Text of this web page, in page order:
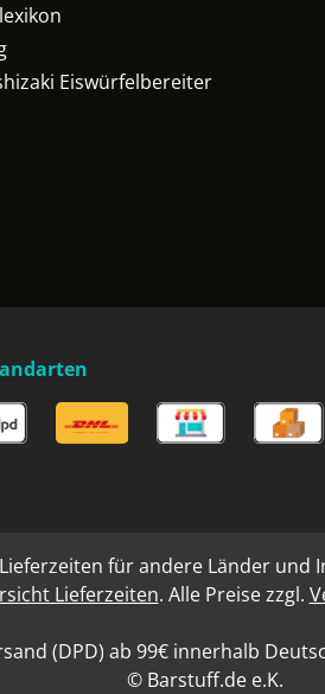
Eiswürfelbereiter
für andere Länder
Lieferzeiten. Alle Preise zzgl.
(DPD) ab 99€ innerhalb
© Barstuff.de e.K.